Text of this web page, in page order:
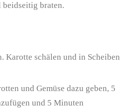
braten.
Karotte schälen und in Scheiben
und Gemüse dazu geben, 5
und 5 Minuten